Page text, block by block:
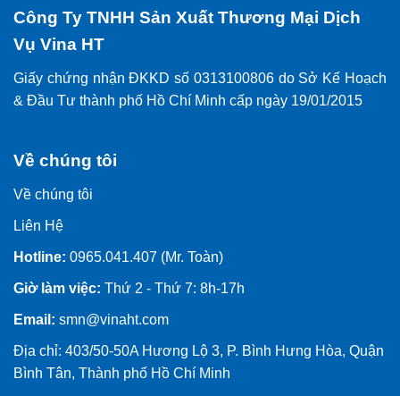
Công Ty TNHH Sản Xuất Thương Mại Dịch
Vụ Vina HT
Giấy chứng nhận ĐKKD số 0313100806 do Sở Kế Hoạch
& Đầu Tư thành phố Hồ Chí Minh cấp ngày 19/01/2015
Về chúng tôi
Về chúng tôi
Liên Hệ
Hotline: 0965.041.407 (Mr. Toàn)
Giờ làm việc: Thứ 2 - Thứ 7: 8h-17h
Email: smn@vinaht.com
Địa chỉ: 403/50-50A Hương Lộ 3, P. Bình Hưng Hòa, Quận
Bình Tân, Thành phố Hồ Chí Minh